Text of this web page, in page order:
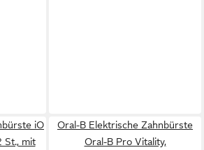
iO
St., mit
Oral-B Elektrische Zahnbürste
Oral-B Pro Vitality,